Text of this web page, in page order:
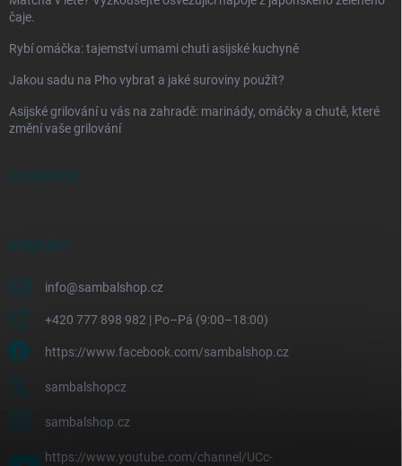
čaje.
Rybí omáčka: tajemství umami chuti asijské kuchyně
Jakou sadu na Pho vybrat a jaké suroviny použít?
Asijské grilování u vás na zahradě: marinády, omáčky a chutě, které
změní vaše grilování
FACEBOOK
KONTAKT
info@sambalshop.cz
+420 777 898 982 | Po–Pá (9:00–18:00)
https://www.facebook.com/sambalshop.cz
sambalshopcz
sambalshop.cz
https://www.youtube.com/channel/UCc-